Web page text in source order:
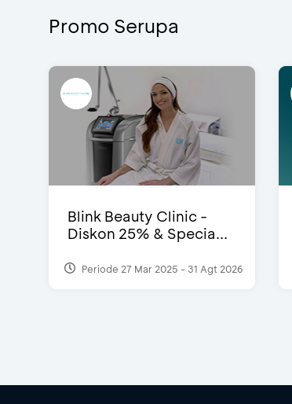
Promo Serupa
Blink Beauty Clinic -
Diskon 25% & Specia...
Periode 27 Mar 2025 - 31 Agt 2026